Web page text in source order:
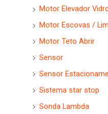
Motor Elevador
Motor Escovas /
Motor Teto Abrir
Sensor
Sensor
Sistema star stop
Sonda Lambda